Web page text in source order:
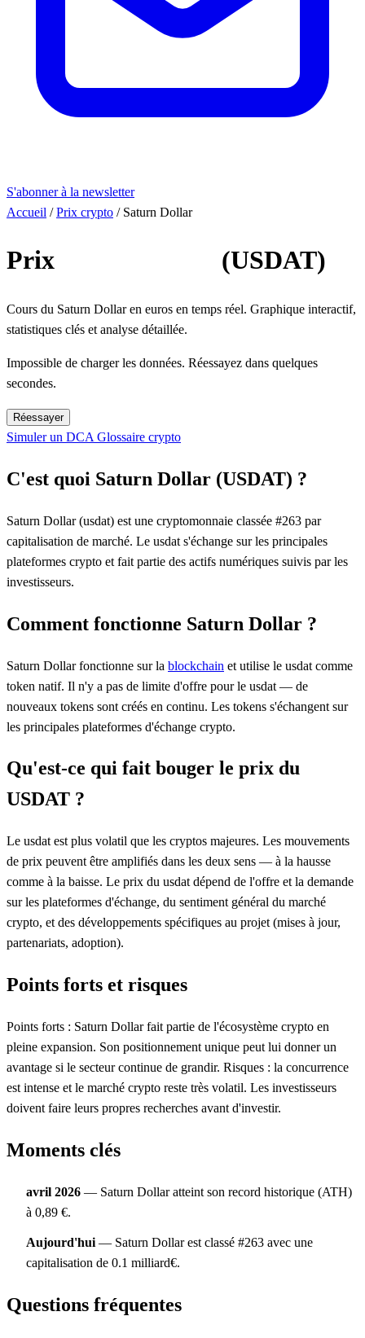
S'abonner à la newsletter
Accueil / Prix crypto / Saturn Dollar
Prix (USDAT)
Cours du Saturn Dollar en euros en temps réel. Graphique interactif,
statistiques clés et analyse détaillée.
Impossible de charger les données. Réessayez dans quelques
secondes.
Réessayer
Simuler un DCA Glossaire crypto
C'est quoi Saturn Dollar (USDAT) ?
Saturn Dollar (usdat) est une cryptomonnaie classée #263 par
capitalisation de marché. Le usdat s'échange sur les principales
plateformes crypto et fait partie des actifs numériques suivis par les
investisseurs.
Comment fonctionne Saturn Dollar ?
Saturn Dollar fonctionne sur la blockchain et utilise le usdat comme
token natif. Il n'y a pas de limite d'offre pour le usdat — de
nouveaux tokens sont créés en continu. Les tokens s'échangent sur
les principales plateformes d'échange crypto.
Qu'est-ce qui fait bouger le prix du
USDAT ?
Le usdat est plus volatil que les cryptos majeures. Les mouvements
de prix peuvent être amplifiés dans les deux sens — à la hausse
comme à la baisse. Le prix du usdat dépend de l'offre et la demande
sur les plateformes d'échange, du sentiment général du marché
crypto, et des développements spécifiques au projet (mises à jour,
partenariats, adoption).
Points forts et risques
Points forts : Saturn Dollar fait partie de l'écosystème crypto en
pleine expansion. Son positionnement unique peut lui donner un
avantage si le secteur continue de grandir. Risques : la concurrence
est intense et le marché crypto reste très volatil. Les investisseurs
doivent faire leurs propres recherches avant d'investir.
Moments clés
avril 2026 — Saturn Dollar atteint son record historique (ATH)
à 0,89 €.
Aujourd'hui — Saturn Dollar est classé #263 avec une
capitalisation de 0.1 milliard€.
Questions fréquentes